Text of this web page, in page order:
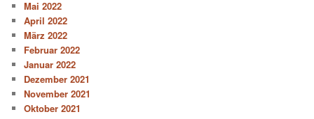
Mai 2022
April 2022
März 2022
Februar 2022
Januar 2022
Dezember 2021
November 2021
Oktober 2021